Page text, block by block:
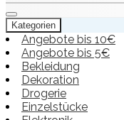
Kategorien
Angebote bis 10€
Angebote bis 5€
Bekleidung
Dekoration
Drogerie
Einzelstücke